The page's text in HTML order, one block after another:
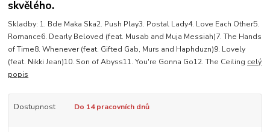
skvělého.
Skladby: 1. Bde Maka Ska2. Push Play3. Postal Lady4. Love Each Other5.
Romance6. Dearly Beloved (feat. Musab and Muja Messiah)7. The Hands
of Time8. Whenever (feat. Gifted Gab, Murs and Haphduzn)9. Lovely
(feat. Nikki Jean)10. Son of Abyss11. You're Gonna Go12. The Ceiling celý
popis
Dostupnost Do 14 pracovních dnů